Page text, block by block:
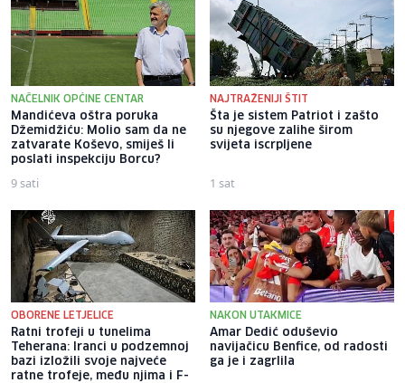
NAČELNIK OPĆINE CENTAR
Mandićeva oštra poruka
Džemidžiću: Molio sam da ne
zatvarate Koševo, smiješ li
poslati inspekciju Borcu?
9 sati
NAJTRAŽENIJI ŠTIT
Šta je sistem Patriot i zašto
su njegove zalihe širom
svijeta iscrpljene
1 sat
OBORENE LETJELICE
Ratni trofeji u tunelima
Teherana: Iranci u podzemnoj
bazi izložili svoje najveće
ratne trofeje, među njima i F-
NAKON UTAKMICE
Amar Dedić oduševio
navijačicu Benfice, od radosti
ga je i zagrlila